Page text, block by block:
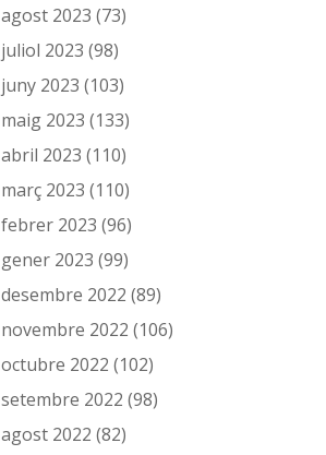
agost 2023 (73)
juliol 2023 (98)
juny 2023 (103)
maig 2023 (133)
abril 2023 (110)
març 2023 (110)
febrer 2023 (96)
gener 2023 (99)
desembre 2022 (89)
novembre 2022 (106)
octubre 2022 (102)
setembre 2022 (98)
agost 2022 (82)